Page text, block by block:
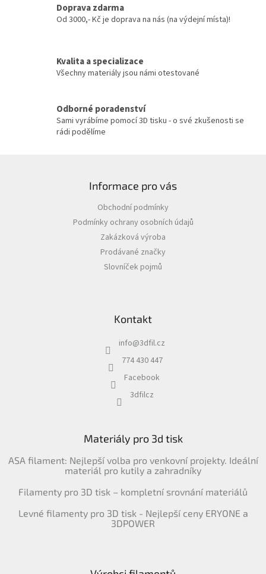
í
k
y
p
i
Doprava zdarma
Od 3000,- Kč je doprava na nás (na výdejní místa)!
Kvalita a specializace
Všechny materiály jsou námi otestované
Odborné poradenství
Sami vyrábíme pomocí 3D tisku - o své zkušenosti se
rádi podělíme
Informace pro vás
Obchodní podmínky
Podmínky ochrany osobních údajů
Zakázková výroba
Prodávané značky
Slovníček pojmů
Kontakt
info@3dfil.cz
774 430 447
Facebook
3dfilcz
Materiály pro 3d tisk
ASA filament: Nejlepší volba pro venkovní projekty. Ideální
materiál pro kutily a zahradníky
Filamenty pro 3D tisk – kompletní srovnání materiálů
Levné filamenty pro 3D tisk - Nejlepší ceny ERYONE a
3DPOWER